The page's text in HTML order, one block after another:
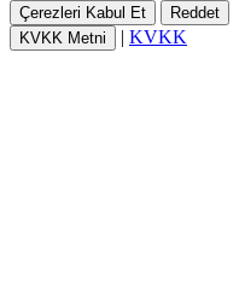
Çerezleri Kabul Et
Reddet
KVKK Metni
| KVKK